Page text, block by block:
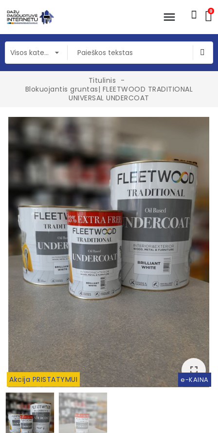
0
Titulinis
Blokuojantis gruntas| FLEETWOOD TRADITIONAL
UNIVERSAL UNDERCOAT
fullscreen
fullscreen
Akcija PRISTATYMUI e-KAINA